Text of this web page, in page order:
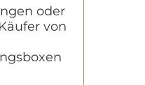
oder
von